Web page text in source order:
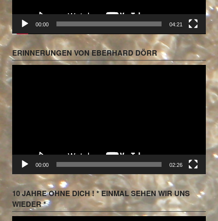
00:00 04:21
ERINNERUNGEN VON EBERHARD DÖRR
Player
00:00 02:26
10 JAHRE OHNE DICH ! * EINMAL SEHEN WIR UNS
WIEDER *